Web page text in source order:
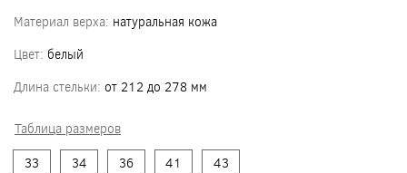
Материал верха: натуральная кожа
Цвет: белый
Длина стельки: от 212 до 278 мм
Таблица размеров
33
34 36 41 43